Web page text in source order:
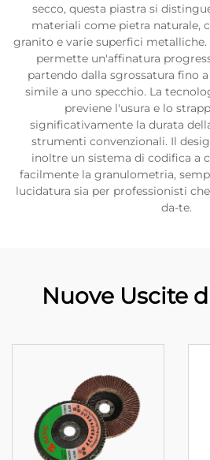
secco, questa piastra si
materiali come pietra naturale,
granito e varie superfici
permette un'affinatura
partendo dalla sgrossatura fino
simile a uno specchio. La
previene l'usura e lo
significativamente la durata
strumenti convenzionali. Il
inoltre un sistema di codifica a
facilmente la granulometria,
lucidatura sia per professionisti
da-te.
Nuove Uscite